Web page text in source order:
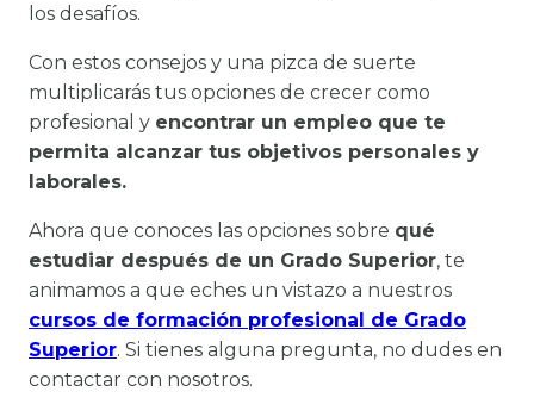
los desafíos.
Con estos consejos y una pizca de suerte
multiplicarás tus opciones de crecer como
profesional y encontrar un empleo que te
permita alcanzar tus objetivos personales y
laborales.
Ahora que conoces las opciones sobre qué
estudiar después de un Grado Superior, te
animamos a que eches un vistazo a nuestros
cursos de formación profesional de Grado
Superior. Si tienes alguna pregunta, no dudes en
contactar con nosotros.